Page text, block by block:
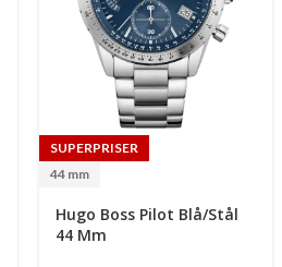
SUPERPRISER
44 mm
Hugo Boss Pilot Blå/Stål
44 Mm